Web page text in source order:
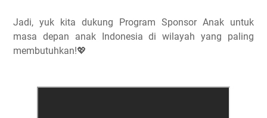
Jadi, yuk kita dukung Program Sponsor Anak untuk
masa depan anak Indonesia di wilayah yang paling
membutuhkan!💖